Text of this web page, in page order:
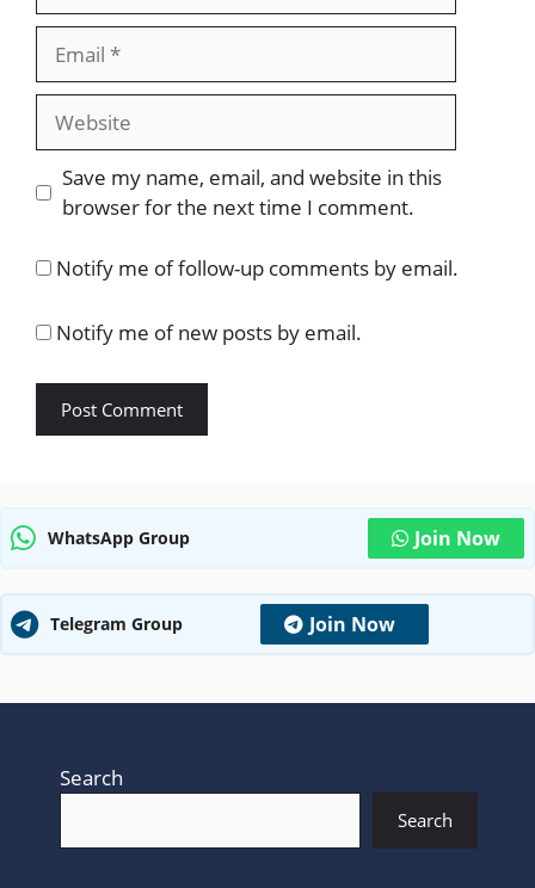
Website
Save my name, email, and website in this
browser for the next time I comment.
Notify me of follow-up comments by email.
Notify me of new posts by email.
WhatsApp Group Join Now
Telegram Group Join Now
Search
Search